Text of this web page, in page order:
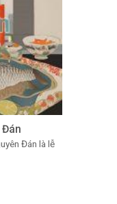
Đán
Đán là lễ